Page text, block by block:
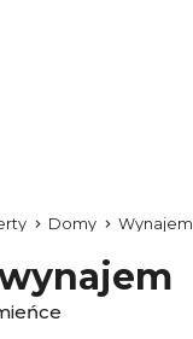
Domy Wynajem